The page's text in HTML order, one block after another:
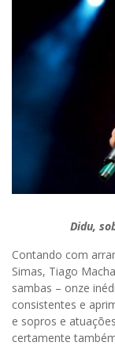
Didu,
Contando com
Simas, Tiago
sambas – onze
consistentes e
e sopros e
certamente